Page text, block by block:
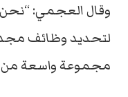
وقال العجمي: “نحن
لتحديد وظائف
مجموعة واسعة من